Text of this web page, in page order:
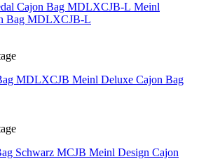
Meinl
Bag MDLXCJB-L
Meinl Deluxe Cajon Bag
Meinl Design Cajon